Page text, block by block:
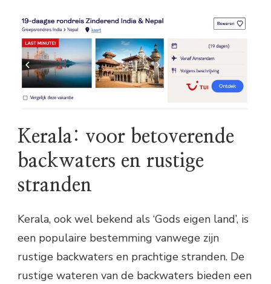
Kerala: voor betoverende
backwaters en rustige
stranden
Kerala, ook wel bekend als ‘Gods eigen land’, is
een populaire bestemming vanwege zijn
rustige backwaters en prachtige stranden. De
rustige wateren van de backwaters bieden een